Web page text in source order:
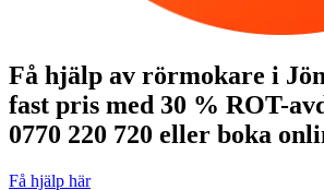
Få hjälp av rörmokare i
fast pris med 30 % ROT-
0770 220 720 eller boka
Få hjälp här